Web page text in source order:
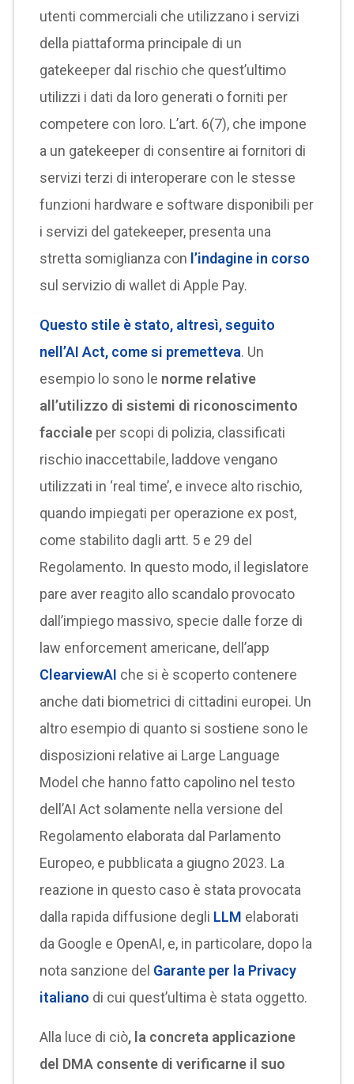
utenti commerciali che utilizzano i servizi
della piattaforma principale di un
gatekeeper dal rischio che quest’ultimo
utilizzi i dati da loro generati o forniti per
competere con loro. L’art. 6(7), che impone
a un gatekeeper di consentire ai fornitori di
servizi terzi di interoperare con le stesse
funzioni hardware e software disponibili per
i servizi del gatekeeper, presenta una
stretta somiglianza con l’indagine in corso
sul servizio di wallet di Apple Pay.
Questo stile è stato, altresì, seguito
nell’AI Act, come si premetteva. Un
esempio lo sono le norme relative
all’utilizzo di sistemi di riconoscimento
facciale per scopi di polizia, classificati
rischio inaccettabile, laddove vengano
utilizzati in ‘real time’, e invece alto rischio,
quando impiegati per operazione ex post,
come stabilito dagli artt. 5 e 29 del
Regolamento. In questo modo, il legislatore
pare aver reagito allo scandalo provocato
dall’impiego massivo, specie dalle forze di
law enforcement americane, dell’app
ClearviewAI che si è scoperto contenere
anche dati biometrici di cittadini europei. Un
altro esempio di quanto si sostiene sono le
disposizioni relative ai Large Language
Model che hanno fatto capolino nel testo
dell’AI Act solamente nella versione del
Regolamento elaborata dal Parlamento
Europeo, e pubblicata a giugno 2023. La
reazione in questo caso è stata provocata
dalla rapida diffusione degli LLM elaborati
da Google e OpenAI, e, in particolare, dopo la
nota sanzione del Garante per la Privacy
italiano di cui quest’ultima è stata oggetto.
Alla luce di ciò, la concreta applicazione
del DMA consente di verificarne il suo